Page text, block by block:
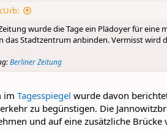
wurde die Tage ein Plädoyer für eine
das Stadtzentrum anbinden. Vermisst wird
Berliner Zeitung
im Tagesspiegel wurde davon
zu begünstigen. Die
und auf eine zusätzliche Brücke